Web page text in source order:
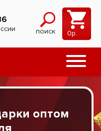
поиск 0р.
оптом